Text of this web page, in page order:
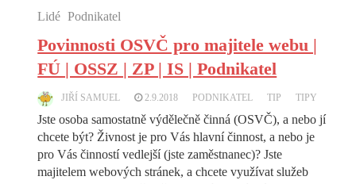
Lidé Podnikatel
Povinnosti OSVČ pro majitele webu |
FÚ | OSSZ | ZP | IS | Podnikatel
JIŘÍ SAMUEL 2.9.2018 PODNIKATEL TIP TIPY
Jste osoba samostatně výdělečně činná (OSVČ), a nebo jí
chcete být? Živnost je pro Vás hlavní činnost, a nebo je
pro Vás činností vedlejší (jste zaměstnanec)? Jste
majitelem webových stránek, a chcete využívat služeb